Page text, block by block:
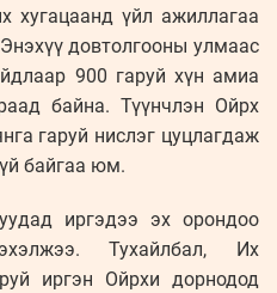
хугацаанд үйл ажиллагаа
довтолгооны улмаас
900 гаруй хүн амиа
байна. Түүнчлэн Ойрх
гаруй нислэг цуцлагдаж
байгаа юм.
иргэдээ эх орондоо
Тухайлбал, Их
иргэн Ойрхи дорнодод